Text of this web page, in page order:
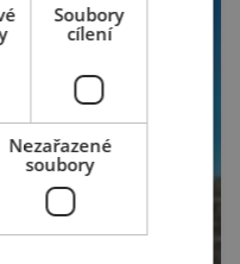
Soubory
cílení
Nezařazené
soubory